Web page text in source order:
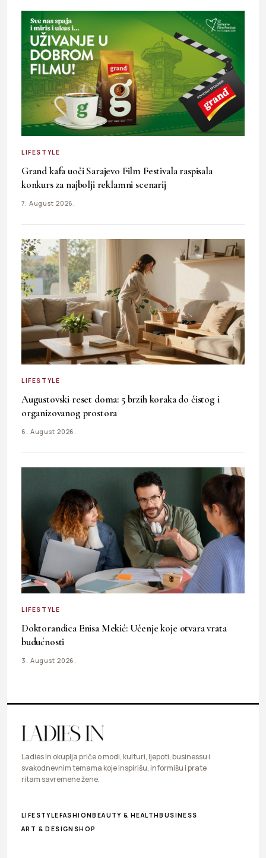
LIFESTYLE
Grand kafa uoči Sarajevo Film Festivala raspisala
konkurs za najbolji reklamni scenarij
7. August 2026.
LIFESTYLE
Augustovski reset doma: 5 brzih koraka do čistog i
organizovanog prostora
6. August 2026.
LIFESTYLE
Doktorandica Enisa Mekić: Učenje koje otvara vrata
budućnosti
3. August 2026.
Ladies In okuplja priče o modi, kulturi, ljepoti, businessu i
svakodnevnim temama koje inspirišu, informišu i prate
ritam savremene žene.
LIFESTYLEFASHIONBEAUTY & HEALTHBUSINESS
ART & DESIGN SHOP